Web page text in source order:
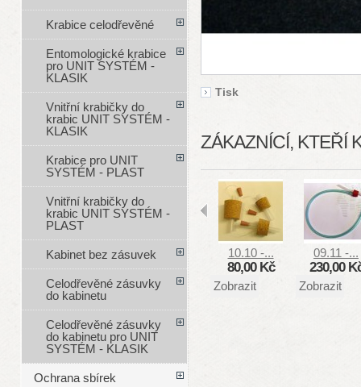
Tisk
ZÁKAZNÍCÍ, KTEŘÍ
10.10 -...
80,00 Kč
Zobrazit
09.11 -...
230,00
Zobrazit
Krabice celodřevěné
Entomologické krabice
pro UNIT SYSTÉM -
KLASIK
Vnitřní krabičky do
krabic UNIT SYSTÉM -
KLASIK
Krabice pro UNIT
SYSTÉM - PLAST
Vnitřní krabičky do
krabic UNIT SYSTÉM -
PLAST
Kabinet bez zásuvek
Celodřevěné zásuvky
do kabinetu
Celodřevěné zásuvky
do kabinetu pro UNIT
SYSTÉM - KLASIK
Ochrana sbírek